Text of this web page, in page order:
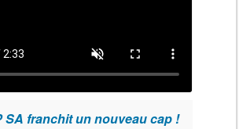
SA franchit un nouveau cap !